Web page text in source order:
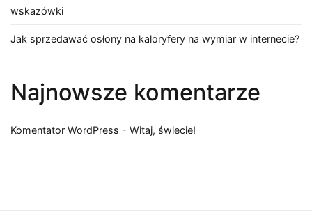
wskazówki
Jak sprzedawać osłony na kaloryfery na wymiar w internecie?
Najnowsze komentarze
Komentator WordPress - Witaj, świecie!